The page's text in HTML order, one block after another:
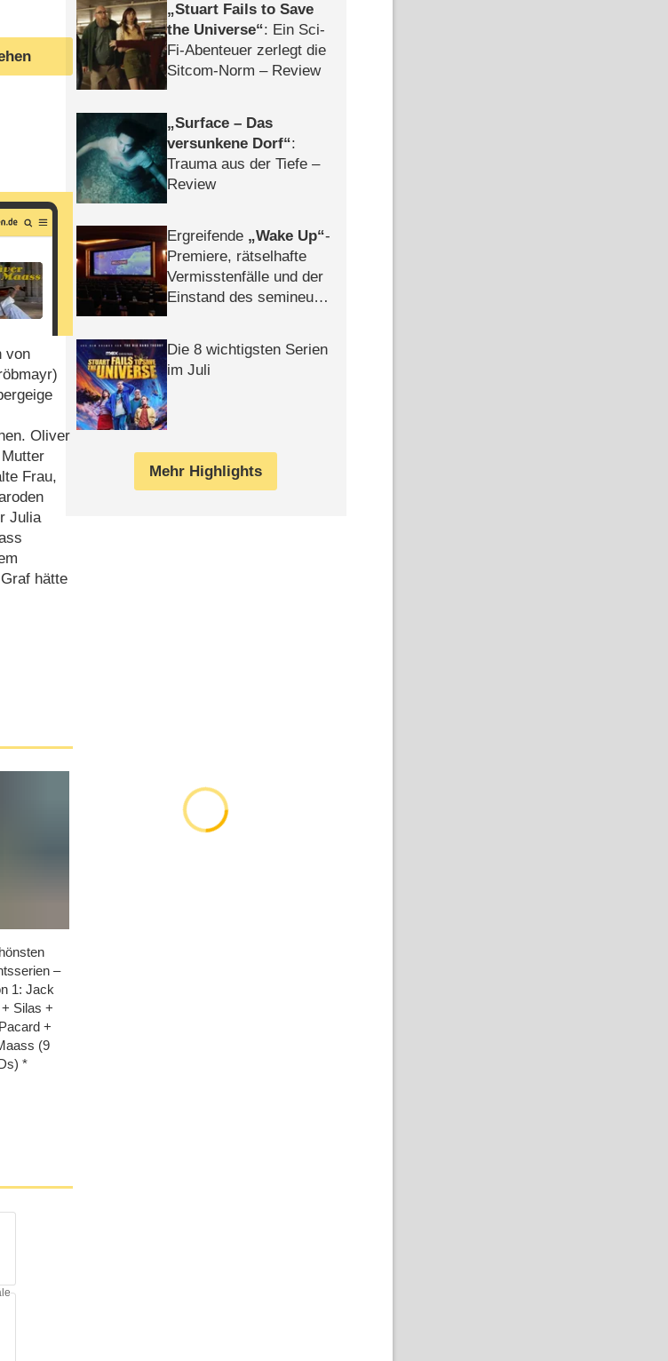
von
Oliver
Frau,
Julia
hätte
–
1: Jack
Silas +
+
(9
Stuart Fails to Save
the Universe : Ein Sci-
Fi-Abenteuer zerlegt die
Sitcom-Norm – Review
Surface – Das
versunkene Dorf :
Trauma aus der Tiefe –
Review
Ergreifende Wake Up -
Premiere, rätselhafte
Vermisstenfälle und der
Einstand des semineuen
Die 8 wichtigsten Serien
im Juli
Mehr Highlights